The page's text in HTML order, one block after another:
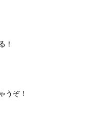
！
うぞ！